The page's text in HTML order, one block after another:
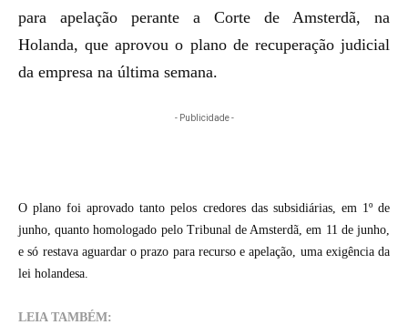
para apelação perante a Corte de Amsterdã, na
Holanda, que aprovou o plano de recuperação judicial
da empresa na última semana.
- Publicidade -
O plano foiaprovado tanto pelos credoresdas subsidiárias, em 1º de
junho, quantohomologado pelo Tribunal de Amsterdã, em 11 de junho,
e só restava aguardar o prazo para recurso e apelação, uma exigência da
lei holandesa.
LEIA TAMBÉM: